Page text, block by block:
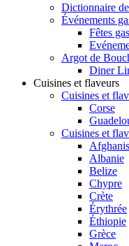
Dictionnaire
Événements
Fêtes
Argot de
Diner
Cuisines et flaveurs
Cuisines et
Corse
Cuisines et
Albanie
Belize
Chypre
Crète
Érythrée
Éthiopie
Grèce